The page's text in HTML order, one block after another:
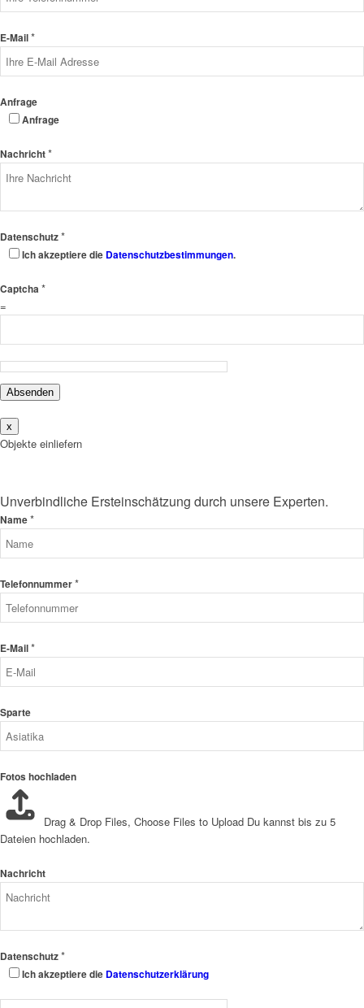
E-Mail*
Anfrage
Anfrage
Nachricht*
Datenschutz*
Ich akzeptiere die Datenschutzbestimmungen.
Captcha *
=
Absenden
x
Objekte einliefern
Unverbindliche Ersteinschätzung durch unsere Experten.
Name*
Telefonnummer*
E-Mail*
Sparte
Fotos hochladen
Drag & Drop Files, Choose Files to Upload Du kannst bis zu 5
Dateien hochladen.
Nachricht
Datenschutz*
Ich akzeptiere die Datenschutzerklärung